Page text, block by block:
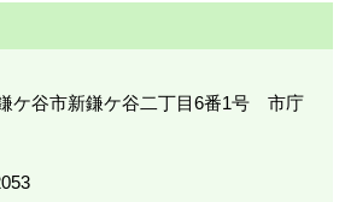
ケ谷市新鎌ケ谷二丁目6番1号 市庁